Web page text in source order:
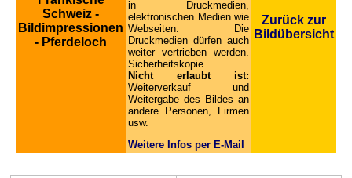
Schweiz -
Bildimpressionen
- Pferdeloch
in Druckmedien,
elektronischen Medien wie
Webseiten. Die
Druckmedien dürfen auch
weiter vertrieben werden.
Sicherheitskopie.
Nicht erlaubt ist:
Weiterverkauf und
Weitergabe des Bildes an
andere Personen, Firmen
usw.
Weitere Infos per E-Mail
Zurück zur
Bildübersicht